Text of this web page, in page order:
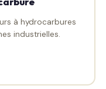
à hydrocarbures
industrielles.